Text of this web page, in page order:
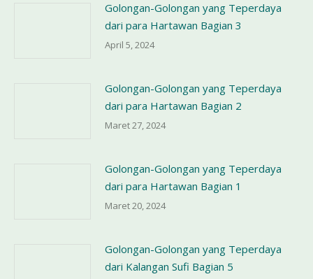
Golongan-Golongan yang Teperdaya
dari para Hartawan Bagian 3
April 5, 2024
Golongan-Golongan yang Teperdaya
dari para Hartawan Bagian 2
Maret 27, 2024
Golongan-Golongan yang Teperdaya
dari para Hartawan Bagian 1
Maret 20, 2024
Golongan-Golongan yang Teperdaya
dari Kalangan Sufi Bagian 5